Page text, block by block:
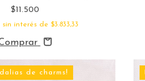
$11.500
sin interés de$3.833,33
de charms!